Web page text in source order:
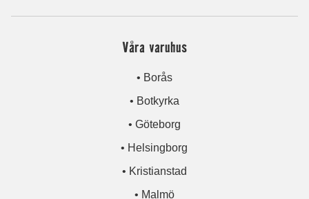
Våra varuhus
• Borås
• Botkyrka
• Göteborg
• Helsingborg
• Kristianstad
• Malmö